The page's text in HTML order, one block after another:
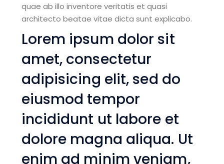
quae ab illo inventore veritatis et quasi
architecto beatae vitae dicta sunt explicabo.
Lorem ipsum dolor sit
amet, consectetur
adipisicing elit, sed do
eiusmod tempor
incididunt ut labore et
dolore magna aliqua. Ut
enim ad minim veniam,